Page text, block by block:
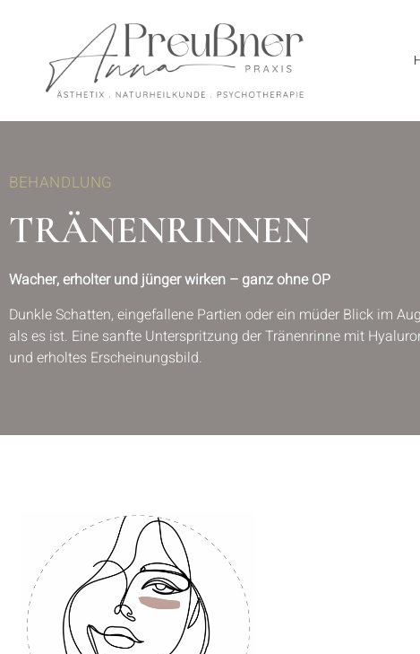
BEHANDLUNG
TRÄNENRINNEN
Wacher, erholter und jünger wirken – ganz ohne OP
Dunkle Schatten, eingefallene Partien oder ein müder Blick im
als es ist. Eine sanfte Unterspritzung der Tränenrinne mit
und erholtes Erscheinungsbild.